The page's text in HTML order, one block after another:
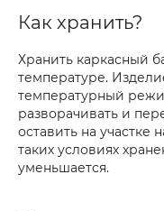
Как хранить?
Хранить каркасный
температуре.
температурный
разворачивать и
оставить на участке
таких условиях
уменьшается.